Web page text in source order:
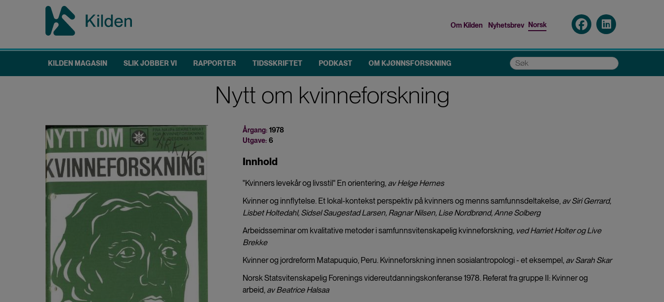
menu
Om Kilden Nyhetsbrev Norsk
Main
KILDEN MAGASIN SLIK JOBBER VI RAPPORTER TIDSSKRIFTET PODKAST OM KJØNNSFORSKNING Søk
Nytt om kvinneforskning
Årgang: 1978
Utgave: 6
Innhold
"Kvinners levekår og livsstil" En orientering, av Helge Hernes
Kvinner og innflytelse. Et lokal-kontekst perspektiv på kvinners og menns samfunnsdeltakelse, av Siri Gerrard,
Lisbet Holtedahl, Sidsel Saugestad Larsen, Ragnar Nilsen, Lise Nordbrønd, Anne Solberg
Arbeidsseminar om kvalitative metoder i samfunnsvitenskapelig kvinneforskning, ved Harriet Holter og Live
Brekke
Kvinner og jordreform Matapuquio, Peru. Kvinneforskning innen sosialantropologi - et eksempel, av Sarah Skar
Norsk Statsvitenskapelig Forenings videreutdanningskonferanse 1978. Referat fra gruppe II: Kvinner og
arbeid, av Beatrice Halsaa